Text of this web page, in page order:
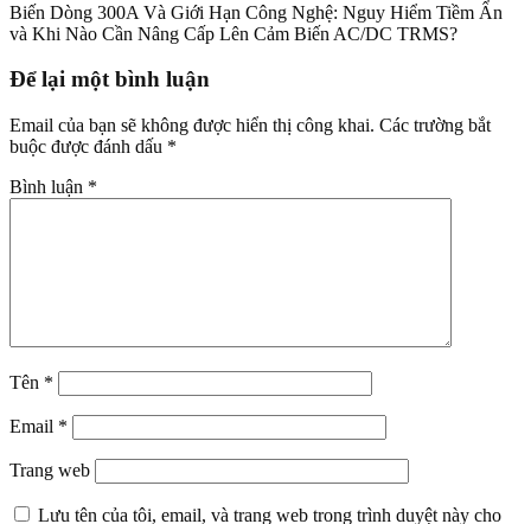
Biến Dòng 300A Và Giới Hạn Công Nghệ: Nguy Hiểm Tiềm Ẩn
và Khi Nào Cần Nâng Cấp Lên Cảm Biến AC/DC TRMS?
Để lại một bình luận
Email của bạn sẽ không được hiển thị công khai. Các trường bắt
buộc được đánh dấu *
Bình luận *
Tên *
Email *
Trang web
Lưu tên của tôi, email, và trang web trong trình duyệt này cho